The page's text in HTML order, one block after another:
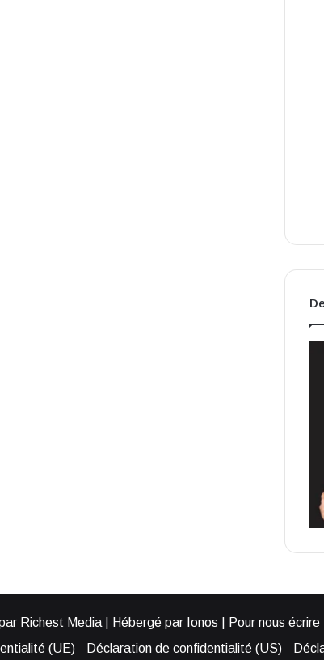
Richest Media | Hébergé par Ionos | Pour nous écrire
(UE) Déclaration de confidentialité (US)